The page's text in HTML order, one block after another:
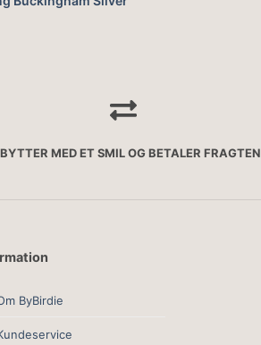
MED ET SMIL OG BETALER FRAGTEN
ByBirdie